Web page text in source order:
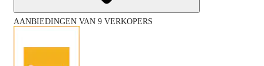
AANBIEDINGEN VAN 9 VERKOPERS